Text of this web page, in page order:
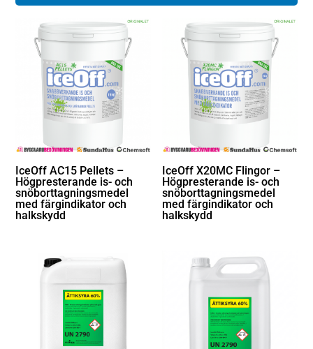
IceOff AC15 Pellets –
Högpresterande is- och
snöborttagningsmedel
med färgindikator och
halkskydd
IceOff X20MC Flingor –
Högpresterande is- och
snöborttagningsmedel
med färgindikator och
halkskydd